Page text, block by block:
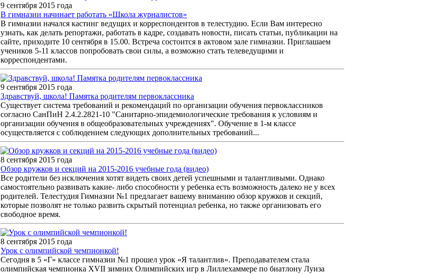
9 сентября 2015 года
В гимназии начинает работать «Школа журналистов»
В гимназии начался кастинг ведущих и корреспондентов в телестудию. Если Вам интересно
узнать, как делать репортажи, работать в кадре, создавать новости, писать статьи, публикации на
сайте, приходите 10 сентября в 15.00. Встреча состоится в актовом зале гимназии. Приглашаем
учеников 5-11 классов попробовать свои силы, а возможно стать телеведущими и
корреспондентами.
9 сентября 2015 года
Здравствуй, школа! Памятка родителям первоклассника
Существует система требований и рекомендаций по организации обучения первоклассников
согласно СанПиН 2.4.2.2821-10 "Санитарно-эпидемиологические требования к условиям и
организации обучения в общеобразовательных учреждениях". Обучение в 1-м классе
осуществляется с соблюдением следующих дополнительных требований...
8 сентября 2015 года
Обзор кружков и секций на 2015-2016 учебные года (видео)
Все родители без исключения хотят видеть своих детей успешными и талантливыми. Однако
самостоятельно развивать какие- либо способности у ребенка есть возможность далеко не у всех
родителей. Телестудия Гимназии №1 предлагает вашему вниманию обзор кружков и секций,
которые позволят не только развить скрытый потенциал ребенка, но также организовать его
свободное время.
8 сентября 2015 года
Урок с олимпийской чемпионкой!
Сегодня в 5 «Г» классе гимназии №1 прошел урок «Я талантлив». Преподавателем стала
олимпийская чемпионка XVII зимних Олимпийских игр в Лиллехаммере по биатлону Луиза